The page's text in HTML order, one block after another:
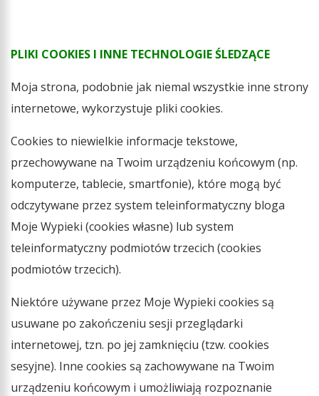
PLIKI COOKIES I INNE TECHNOLOGIE ŚLEDZĄCE
Moja strona, podobnie jak niemal wszystkie inne strony
internetowe, wykorzystuje pliki cookies.
Cookies to niewielkie informacje tekstowe,
przechowywane na Twoim urządzeniu końcowym (np.
komputerze, tablecie, smartfonie), które mogą być
odczytywane przez system teleinformatyczny bloga
Moje Wypieki (cookies własne) lub system
teleinformatyczny podmiotów trzecich (cookies
podmiotów trzecich).
Niektóre używane przez Moje Wypieki cookies są
usuwane po zakończeniu sesji przeglądarki
internetowej, tzn. po jej zamknięciu (tzw. cookies
sesyjne). Inne cookies są zachowywane na Twoim
urządzeniu końcowym i umożliwiają rozpoznanie